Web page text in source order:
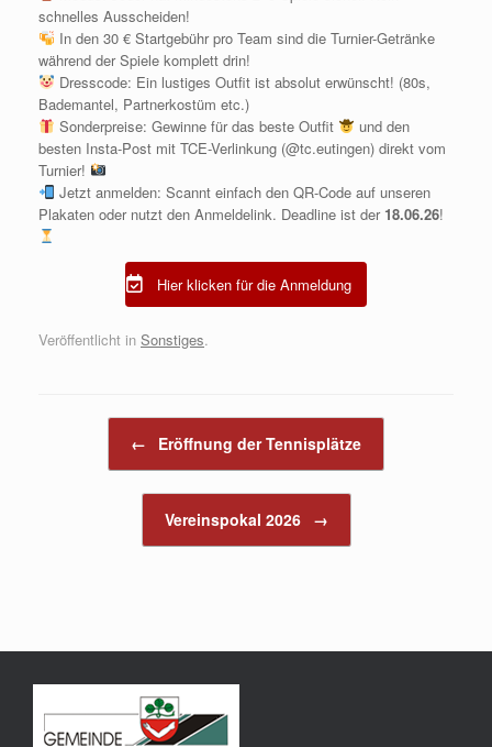
schnelles Ausscheiden!
In den 30 € Startgebühr pro Team sind die Turnier-Getränke
während der Spiele komplett drin!
Dresscode: Ein lustiges Outfit ist absolut erwünscht! (80s,
Bademantel, Partnerkostüm etc.)
Sonderpreise: Gewinne für das beste Outfit
und den
besten Insta-Post mit TCE-Verlinkung (⁠@tc.eutingen⁠) direkt vom
Turnier!
Jetzt anmelden: Scannt einfach den QR-Code auf unseren
Plakaten oder nutzt den Anmeldelink. Deadline ist der 18.06.26!
Hier klicken für die Anmeldung
Veröffentlicht in Sonstiges.
Beitragsnavigation
← Eröffnung der Tennisplätze
Vereinspokal 2026 →